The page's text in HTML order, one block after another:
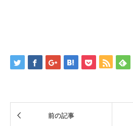
前の記事